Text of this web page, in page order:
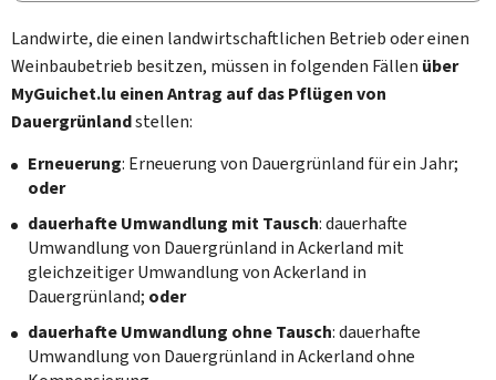
Landwirte, die einen landwirtschaftlichen Betrieb oder einen
Weinbaubetrieb besitzen, müssen in folgenden Fällen über
MyGuichet.lu einen Antrag auf das Pflügen von
Dauergrünlandstellen:
Erneuerung: Erneuerung von Dauergrünland für ein Jahr;
oder
dauerhafte Umwandlung mit Tausch: dauerhafte
Umwandlung von Dauergrünland in Ackerland mit
gleichzeitiger Umwandlung von Ackerland in
Dauergrünland; oder
dauerhafte Umwandlung ohne Tausch: dauerhafte
Umwandlung von Dauergrünland in Ackerland ohne